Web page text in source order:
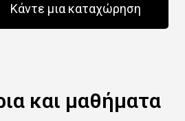
Κάντε μια καταχώρηση
και μαθήματα